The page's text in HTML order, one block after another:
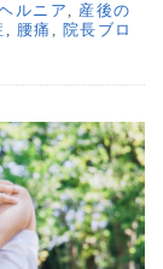
ルニア , 産後の
, 腰痛 , 院長ブロ